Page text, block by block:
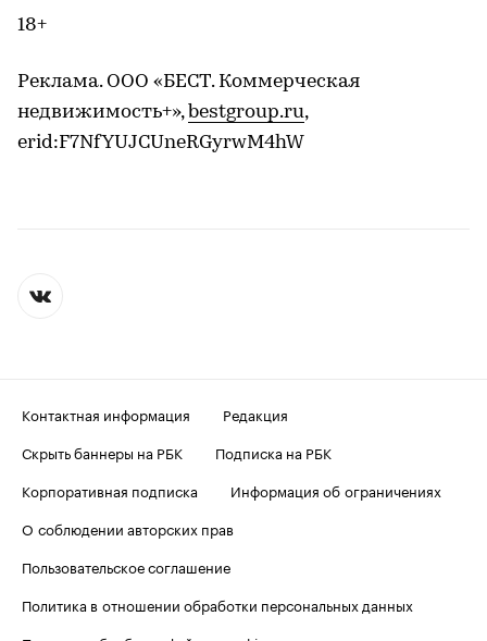
18+
Реклама. ООО «БЕСТ. Коммерческая
недвижимость+», bestgroup.ru,
erid:F7NfYUJCUneRGyrwM4hW
Контактная информация
Редакция
Скрыть баннеры на РБК
Подписка на РБК
Корпоративная подписка
Информация об ограничениях
О соблюдении авторских прав
Пользовательское соглашение
Политика в отношении обработки персональных данных